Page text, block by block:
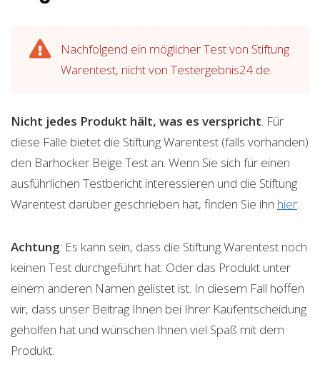
Nachfolgend ein möglicher Test von Stiftung
Warentest, nicht von Testergebnis24.de.
Nicht jedes Produkt hält, was es verspricht. Für
diese Fälle bietet die Stiftung Warentest (falls vorhanden)
den Barhocker Beige Test an. Wenn Sie sich für einen
ausführlichen Testbericht interessieren und die Stiftung
Warentest darüber geschrieben hat, finden Sie ihn hier.
Achtung: Es kann sein, dass die Stiftung Warentest noch
keinen Test durchgeführt hat. Oder das Produkt unter
einem anderen Namen gelistet ist. In diesem Fall hoffen
wir, dass unser Beitrag Ihnen bei Ihrer Kaufentscheidung
geholfen hat und wünschen Ihnen viel Spaß mit dem
Produkt.